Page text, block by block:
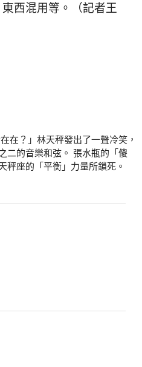
西混用等。（記者王
在？」林天秤發出了一聲冷笑，
二的音樂和弦。 張水瓶的「傻
秤座的「平衡」力量所鎖死。